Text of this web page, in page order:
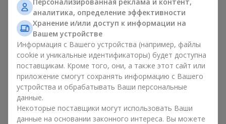
меньше, чем наполнение. Именно праздничное оформление
превращает обычный букет в корзине из фруктов в
гастрономический подарок. В компанииFlowers.uaмы
всегда учитываем пожелания клиента при создании декора.
При формировании композиции используются натуральные
материалы, продуманная упаковка вкуса и, конечно,
декоративные элементы, соответствующие событию.
По желанию клиента корзина с фруктами может быть
оформлена в прозрачной пленке или стильной коробке —
всегда с праздничной подачей, которая выглядит аккуратно
и презентабельно.
аналитика, определение эффективности
Хранение и/или доступ к информации на
Вашем устройстве
Информация с Вашего устройства (например, файлы
cookie и уникальные идентификаторы) будет доступна
поставщикам. Кроме того, они, а также этот сайт или
приложение смогут сохранять информацию с Вашего
устройства и обрабатывать Ваши персональные
данные.
Некоторые поставщики могут использовать Ваши
данные на основании законного интереса. Вы можете